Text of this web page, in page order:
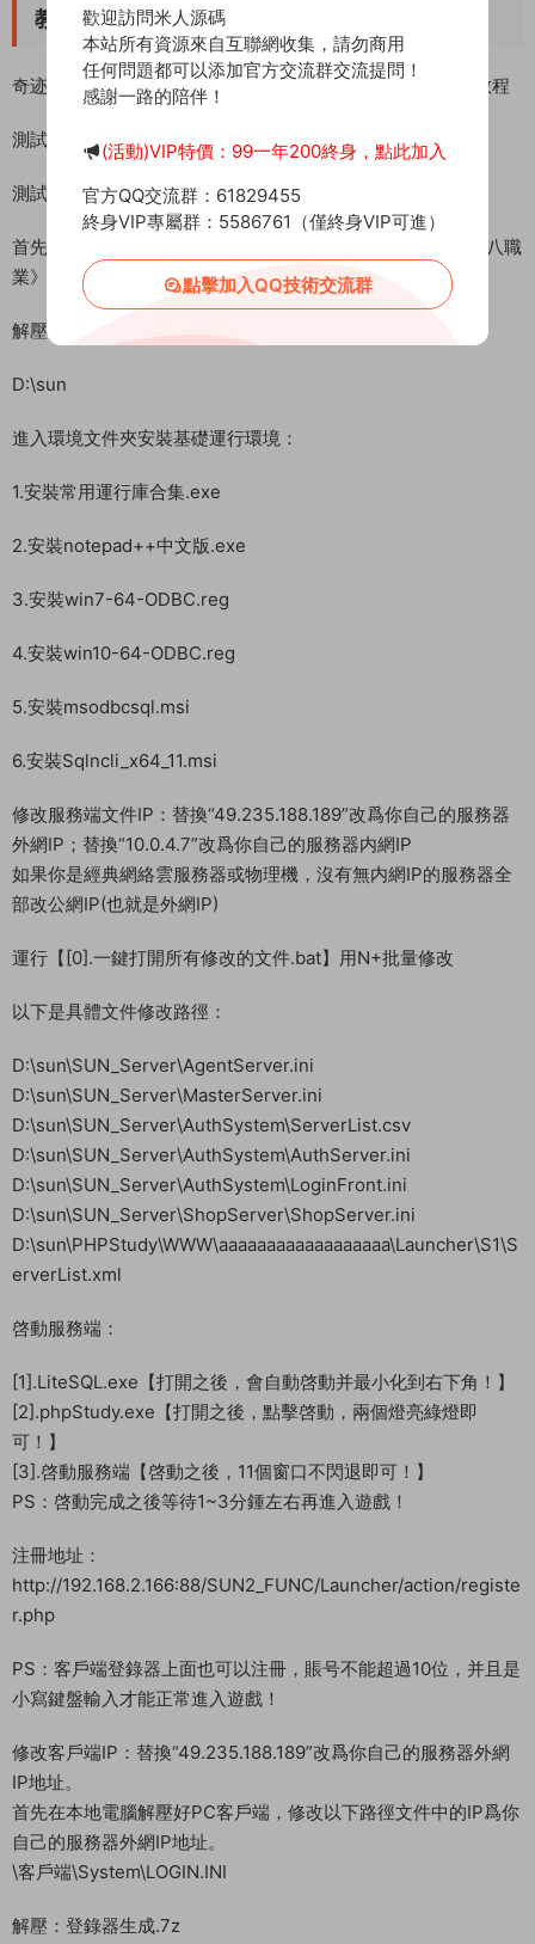
教程介紹
奇迹世界2端遊 《新版奇迹世界2幻影城八職業》 Win 架設教程
測試系統：Windows Server 2019
測試IP：192.168.2.166 （外網架設和局網架設方法一樣）
首先進入我們官網：MiR6.com 搜索《新版奇迹世界2幻影城八職
業》下載好服務端，我這裏已事先下載好了
解壓服務端到D盤根目錄：
D:\sun
進入環境文件夾安裝基礎運行環境：
1.安裝常用運行庫合集.exe
2.安裝notepad++中文版.exe
3.安裝win7-64-ODBC.reg
4.安裝win10-64-ODBC.reg
5.安裝msodbcsql.msi
6.安裝Sqlncli_x64_11.msi
修改服務端文件IP：替換“49.235.188.189”改爲你自己的服務器
外網IP；替換“10.0.4.7”改爲你自己的服務器内網IP
如果你是經典網絡雲服務器或物理機，沒有無内網IP的服務器全
部改公網IP(也就是外網IP)
運行【[0].一鍵打開所有修改的文件.bat】用N+批量修改
以下是具體文件修改路徑：
D:\sun\SUN_Server\AgentServer.ini
D:\sun\SUN_Server\MasterServer.ini
D:\sun\SUN_Server\AuthSystem\ServerList.csv
D:\sun\SUN_Server\AuthSystem\AuthServer.ini
D:\sun\SUN_Server\AuthSystem\LoginFront.ini
D:\sun\SUN_Server\ShopServer\ShopServer.ini
D:\sun\PHPStudy\WWW\aaaaaaaaaaaaaaaaaa\Launcher\S1\S
erverList.xml
啓動服務端：
[1].LiteSQL.exe【打開之後，會自動啓動并最小化到右下角！】
[2].phpStudy.exe【打開之後，點擊啓動，兩個燈亮綠燈即
可！】
[3].啓動服務端【啓動之後，11個窗口不閃退即可！】
PS：啓動完成之後等待1~3分鍾左右再進入遊戲！
注冊地址：
http://192.168.2.166:88/SUN2_FUNC/Launcher/action/registe
r.php
PS：客戶端登錄器上面也可以注冊，賬号不能超過10位，并且是
小寫鍵盤輸入才能正常進入遊戲！
修改客戶端IP：替換“49.235.188.189”改爲你自己的服務器外網
IP地址。
首先在本地電腦解壓好PC客戶端，修改以下路徑文件中的IP爲你
自己的服務器外網IP地址。
\客戶端\System\LOGIN.INI
解壓：登錄器生成.7z
歡迎訪問米人源碼
本站所有資源來自互聯網收集，請勿商用
任何問題都可以添加官方交流群交流提問！
感謝一路的陪伴！
(活動)VIP特價：99一年200終身，點此加入
官方QQ交流群：61829455
終身VIP專屬群：5586761（僅終身VIP可進）
點擊加入QQ技術交流群